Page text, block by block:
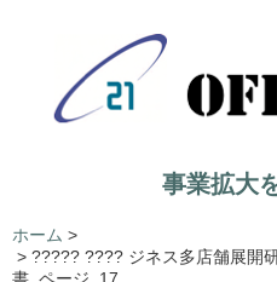
事業拡大
ホーム >
> ????? ???? ジネス多店舗展開